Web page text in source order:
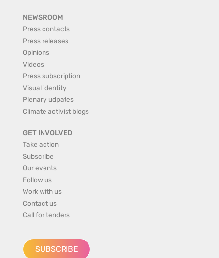
NEWSROOM
Press contacts
Press releases
Opinions
Videos
Press subscription
Visual identity
Plenary udpates
Climate activist blogs
GET INVOLVED
Take action
Subscribe
Our events
Follow us
Work with us
Contact us
Call for tenders
SUBSCRIBE